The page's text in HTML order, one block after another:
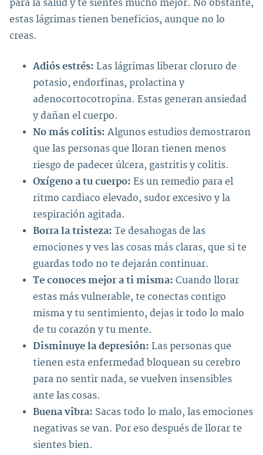
para la salud y te sientes mucho mejor. No obstante,
estas lágrimas tienen beneficios, aunque no lo
creas.
Adiós estrés: Las lágrimas liberar cloruro de
potasio, endorfinas, prolactina y
adenocortocotropina. Estas generan ansiedad
y dañan el cuerpo.
No más colitis: Algunos estudios demostraron
que las personas que lloran tienen menos
riesgo de padecer úlcera, gastritis y colitis.
Oxígeno a tu cuerpo: Es un remedio para el
ritmo cardiaco elevado, sudor excesivo y la
respiración agitada.
Borra la tristeza: Te desahogas de las
emociones y ves las cosas más claras, que si te
guardas todo no te dejarán continuar.
Te conoces mejor a ti misma: Cuando llorar
estas más vulnerable, te conectas contigo
misma y tu sentimiento, dejas ir todo lo malo
de tu corazón y tu mente.
Disminuye la depresión: Las personas que
tienen esta enfermedad bloquean su cerebro
para no sentir nada, se vuelven insensibles
ante las cosas.
Buena vibra: Sacas todo lo malo, las emociones
negativas se van. Por eso después de llorar te
sientes bien.